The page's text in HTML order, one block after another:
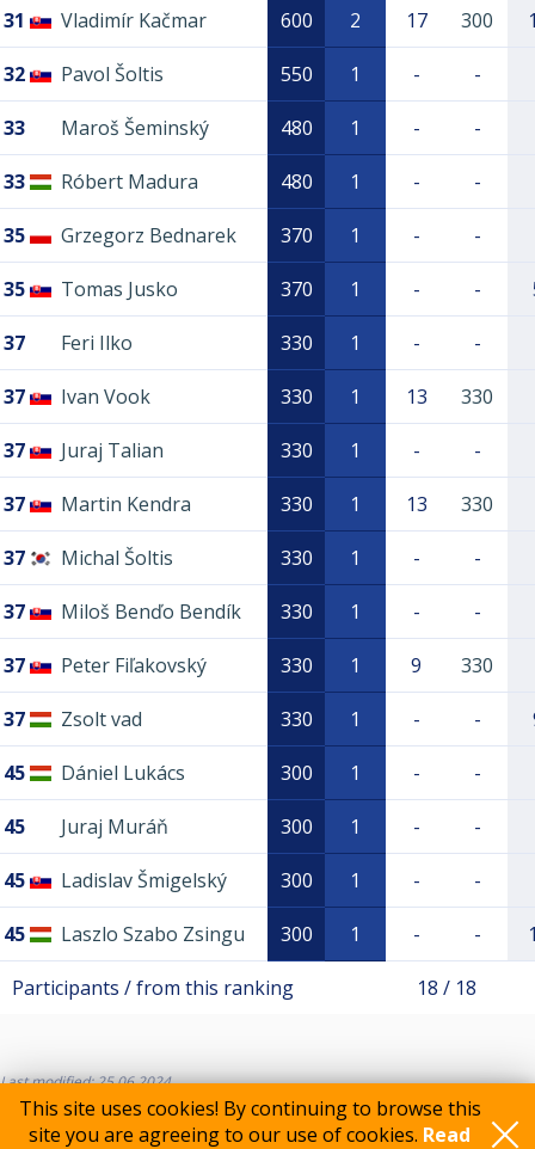
This site uses cookies! By continuing to browse this
site you are agreeing to our use of cookies. Read
31 Vladimír Kačmar 600 2 17 300
32 Pavol Šoltis 550 1 - -
33 Maroš Šeminský 480 1 - -
33 Róbert Madura 480 1 - -
35 Grzegorz Bednarek 370 1 - -
35 Tomas Jusko 370 1 - -
37 Feri Ilko 330 1 - -
37 Ivan Vook 330 1 13 330
37 Juraj Talian 330 1 - -
37 Martin Kendra 330 1 13 330
37 Michal Šoltis 330 1 - -
37 Miloš Benďo Bendík 330 1 - -
37 Peter Fiľakovský 330 1 9 330
37 Zsolt vad 330 1 - -
45 Dániel Lukács 300 1 - -
45 Juraj Muráň 300 1 - -
45 Ladislav Šmigelský 300 1 - -
45 Laszlo Szabo Zsingu 300 1 - -
Participants / from this ranking 18 / 18
Last modified: 25.06.2024